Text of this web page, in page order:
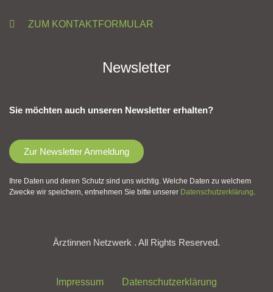
ZUM KONTAKTFORMULAR
Newsletter
Sie möchten auch unseren Newsletter erhalten?
Zur Newsletter Anmeldung
Ihre Daten und deren Schutz sind uns wichtig. Welche Daten zu welchem
Zwecke wir speichern, entnehmen Sie bitte unserer Datenschutzerklärung.
Ärztinnen Netzwerk . All Rights Reserved.
Impressum Datenschutzerklärung